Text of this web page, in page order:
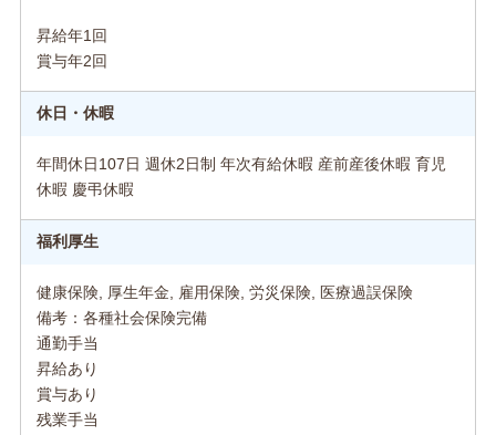
昇給年1回
賞与年2回
休日・休暇
年間休日107日 週休2日制 年次有給休暇 産前産後休暇 育児
休暇 慶弔休暇
福利厚生
健康保険, 厚生年金, 雇用保険, 労災保険, 医療過誤保険
備考：各種社会保険完備
通勤手当
昇給あり
賞与あり
残業手当